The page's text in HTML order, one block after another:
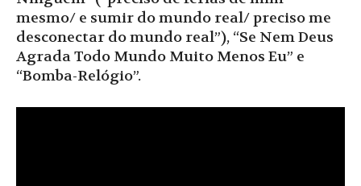
mesmo/ e sumir do mundo real/ preciso me
desconectar do mundo real”), “Se Nem Deus
Agrada Todo Mundo Muito Menos Eu” e
“Bomba-Relógio”.